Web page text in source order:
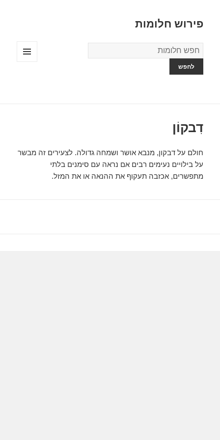
פירוש חלומות
מילון
החלומות
דִבקוֹן
חולם על דבקון, מנבא אושר ושמחה גדולה. לצעירים זה מבשר
על בילויים נעימים רבים אם נראה עם סימנים בלתי
מתפשרים, אכזבה תעקוף את ההנאה או את המזל.